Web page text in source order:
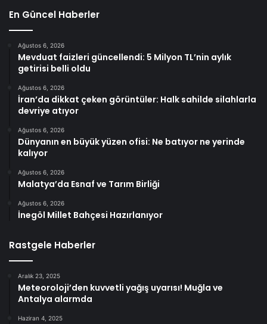
En Güncel Haberler
Ağustos 6, 2026
Mevduat faizleri güncellendi: 5 Milyon TL’nin aylık
getirisi belli oldu
Ağustos 6, 2026
İran’da dikkat çeken görüntüler: Halk sahilde silahlarla
devriye atıyor
Ağustos 6, 2026
Dünyanın en büyük yüzen ofisi: Ne batıyor ne yerinde
kalıyor
Ağustos 6, 2026
Malatya’da Esnaf ve Tarım Birliği
Ağustos 6, 2026
İnegöl Millet Bahçesi Hazırlanıyor
Rastgele Haberler
Aralık 23, 2025
Meteoroloji’den kuvvetli yağış uyarısı! Muğla ve
Antalya alarmda
Haziran 4, 2025